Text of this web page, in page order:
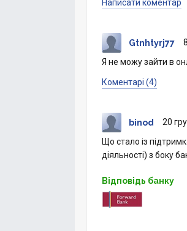
Написати коментар
Gtnhtyrj77
Я не можу зайти в
Коментарі (4)
binod 20
Що стало із
діяльності) з боку
Відповідь банку